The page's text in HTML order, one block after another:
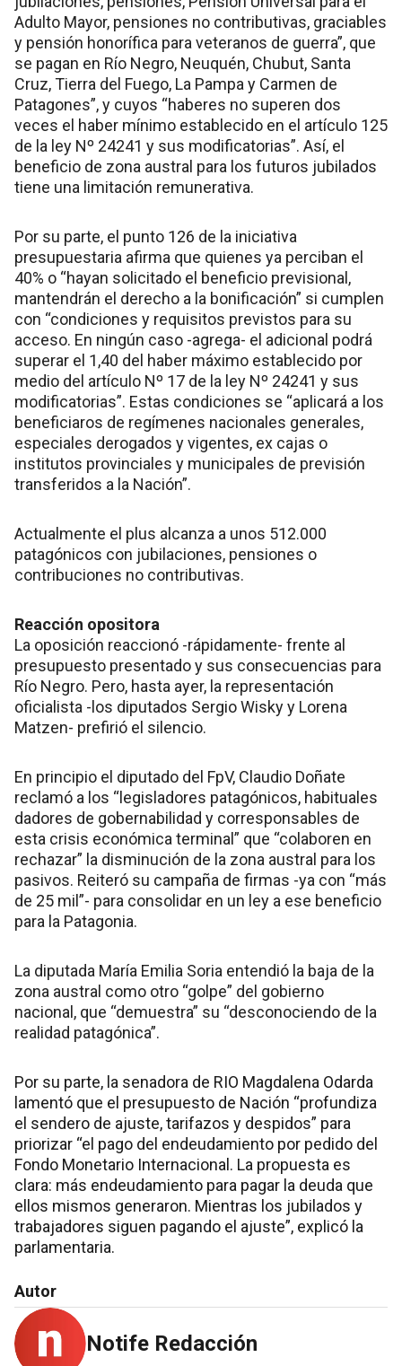
Adulto Mayor, pensiones no contributivas, graciables
y pensión honorífica para veteranos de guerra”, que
se pagan en Río Negro, Neuquén, Chubut, Santa
Cruz, Tierra del Fuego, La Pampa y Carmen de
Patagones”, y cuyos “haberes no superen dos
veces el haber mínimo establecido en el artículo 125
de la ley Nº 24241 y sus modificatorias”. Así, el
beneficio de zona austral para los futuros jubilados
tiene una limitación remunerativa.
Por su parte, el punto 126 de la iniciativa
presupuestaria afirma que quienes ya perciban el
40% o “hayan solicitado el beneficio previsional,
mantendrán el derecho a la bonificación” si cumplen
con “condiciones y requisitos previstos para su
acceso. En ningún caso -agrega- el adicional podrá
superar el 1,40 del haber máximo establecido por
medio del artículo Nº 17 de la ley Nº 24241 y sus
modificatorias”. Estas condiciones se “aplicará a los
beneficiaros de regímenes nacionales generales,
especiales derogados y vigentes, ex cajas o
institutos provinciales y municipales de previsión
transferidos a la Nación”.
Actualmente el plus alcanza a unos 512.000
patagónicos con jubilaciones, pensiones o
contribuciones no contributivas.
Reacción opositora
La oposición reaccionó -rápidamente- frente al
presupuesto presentado y sus consecuencias para
Río Negro. Pero, hasta ayer, la representación
oficialista -los diputados Sergio Wisky y Lorena
Matzen- prefirió el silencio.
En principio el diputado del FpV, Claudio Doñate
reclamó a los “legisladores patagónicos, habituales
dadores de gobernabilidad y corresponsables de
esta crisis económica terminal” que “colaboren en
rechazar” la disminución de la zona austral para los
pasivos. Reiteró su campaña de firmas -ya con “más
de 25 mil”- para consolidar en un ley a ese beneficio
para la Patagonia.
La diputada María Emilia Soria entendió la baja de la
zona austral como otro “golpe” del gobierno
nacional, que “demuestra” su “desconociendo de la
realidad patagónica”.
Por su parte, la senadora de RIO Magdalena Odarda
lamentó que el presupuesto de Nación “profundiza
el sendero de ajuste, tarifazos y despidos” para
priorizar “el pago del endeudamiento por pedido del
Fondo Monetario Internacional. La propuesta es
clara: más endeudamiento para pagar la deuda que
ellos mismos generaron. Mientras los jubilados y
trabajadores siguen pagando el ajuste”, explicó la
parlamentaria.
Autor
Notife Redacción